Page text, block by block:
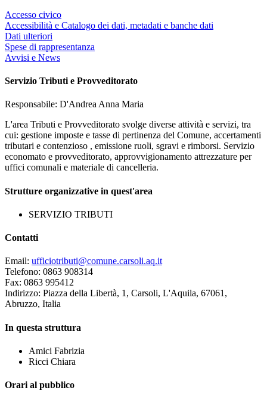
Accesso civico
Accessibilità e Catalogo dei dati, metadati e banche dati
Dati ulteriori
Spese di rappresentanza
Avvisi e News
Servizio Tributi e Provveditorato
Responsabile: D'Andrea Anna Maria
L'area Tributi e Provveditorato svolge diverse attività e servizi, tra
cui: gestione imposte e tasse di pertinenza del Comune, accertamenti
tributari e contenzioso , emissione ruoli, sgravi e rimborsi. Servizio
economato e provveditorato, approvvigionamento attrezzature per
uffici comunali e materiale di cancelleria.
Strutture organizzative in quest'area
SERVIZIO TRIBUTI
Contatti
Email: ufficiotributi@comune.carsoli.aq.it
Telefono: 0863 908314
Fax: 0863 995412
Indirizzo: Piazza della Libertà, 1, Carsoli, L'Aquila, 67061,
Abruzzo, Italia
In questa struttura
Amici Fabrizia
Ricci Chiara
Orari al pubblico